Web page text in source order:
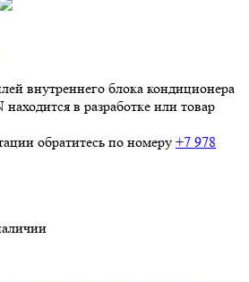
внутреннего блока кондиционера
в разработке или товар
обратитесь по номеру +7 978